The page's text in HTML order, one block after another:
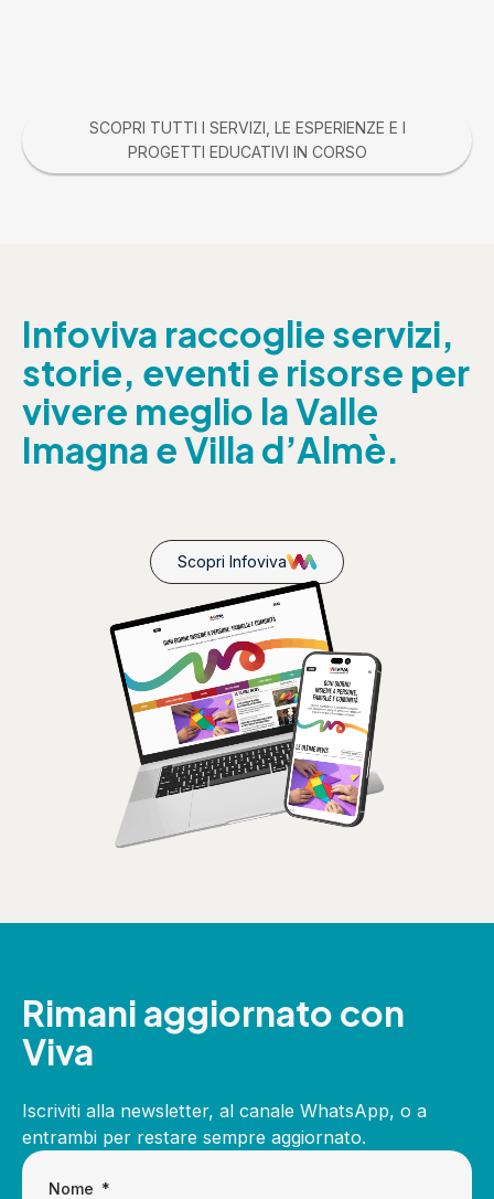
SCOPRI TUTTI I SERVIZI, LE ESPERIENZE E I
PROGETTI EDUCATIVI IN CORSO
Infoviva raccoglie servizi,
storie, eventi e risorse per
vivere meglio la Valle
Imagna e Villa d’Almè.
Scopri Infoviva
Rimani aggiornato con
Viva
Iscriviti alla newsletter, al canale WhatsApp, o a
entrambi per restare sempre aggiornato.
Nome